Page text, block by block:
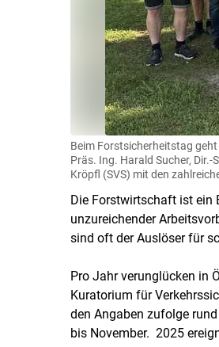
Beim Forstsicherheitstag
Präs. Ing. Harald Sucher,
Kröpfl (SVS) mit den
Die Forstwirtschaft ist ein
unzureichender
sind oft der Auslöser für
Pro Jahr verunglücken in
Kuratorium für
den Angaben zufolge
bis November. 2025